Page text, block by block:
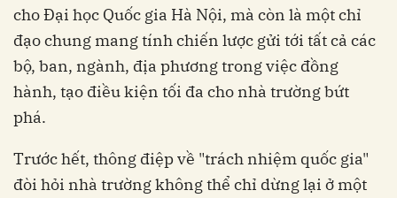
cho Đại học Quốc gia Hà Nội, mà còn là một chỉ
đạo chung mang tính chiến lược gửi tới tất cả các
bộ, ban, ngành, địa phương trong việc đồng
hành, tạo điều kiện tối đa cho nhà trường bứt
phá.
Trước hết, thông điệp về "trách nhiệm quốc gia"
đòi hỏi nhà trường không thể chỉ dừng lại ở một